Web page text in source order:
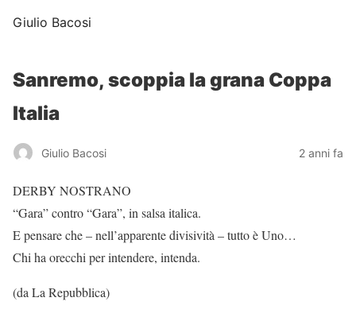
Giulio Bacosi
Sanremo, scoppia la grana Coppa
Italia
Giulio Bacosi 2 anni fa
DERBY NOSTRANO
“Gara” contro “Gara”, in salsa italica.
E pensare che – nell’apparente divisività – tutto è Uno…
Chi ha orecchi per intendere, intenda.
(da La Repubblica)